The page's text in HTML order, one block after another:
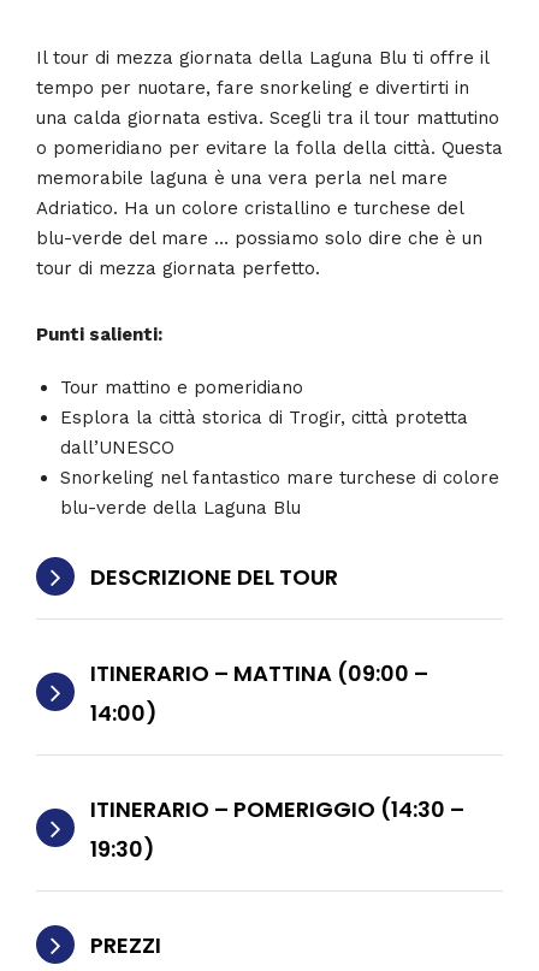
Il tour di mezza giornata della Laguna Blu ti offre il
tempo per nuotare, fare snorkeling e divertirti in
una calda giornata estiva. Scegli tra il tour mattutino
o pomeridiano per evitare la folla della città. Questa
memorabile laguna è una vera perla nel mare
Adriatico. Ha un colore cristallino e turchese del
blu-verde del mare … possiamo solo dire che è un
tour di mezza giornata perfetto.
Punti salienti:
Tour mattino e pomeridiano
Esplora la città storica di Trogir, città protetta
dall’UNESCO
Snorkeling nel fantastico mare turchese di colore
blu-verde della Laguna Blu
DESCRIZIONE DEL TOUR
ITINERARIO – MATTINA (09:00 –
14:00)
ITINERARIO – POMERIGGIO (14:30 –
19:30)
PREZZI